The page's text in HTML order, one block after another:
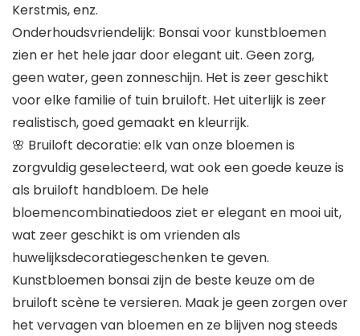
Kerstmis, enz.
Onderhoudsvriendelijk: Bonsai voor kunstbloemen
zien er het hele jaar door elegant uit. Geen zorg,
geen water, geen zonneschijn. Het is zeer geschikt
voor elke familie of tuin bruiloft. Het uiterlijk is zeer
realistisch, goed gemaakt en kleurrijk.
🌸 Bruiloft decoratie: elk van onze bloemen is
zorgvuldig geselecteerd, wat ook een goede keuze is
als bruiloft handbloem. De hele
bloemencombinatiedoos ziet er elegant en mooi uit,
wat zeer geschikt is om vrienden als
huwelijksdecoratiegeschenken te geven.
Kunstbloemen bonsai zijn de beste keuze om de
bruiloft scène te versieren. Maak je geen zorgen over
het vervagen van bloemen en ze blijven nog steeds